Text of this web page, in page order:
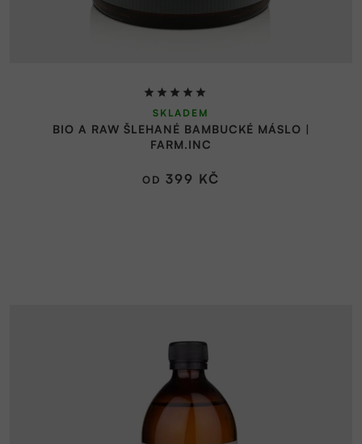
BIO A RAW ŠLEHANÉ BAMBUCKÉ MÁSLO |
FARM.INC
Průměrné
hodnocení
produktu
SKLADEM
OD 399 KČ